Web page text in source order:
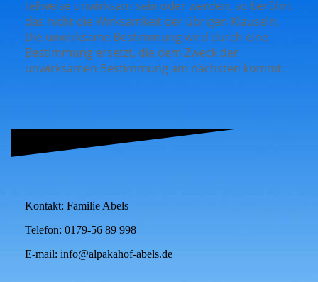
teilweise unwirksam sein oder werden, so berührt
das nicht die Wirksamkeit der übrigen Klauseln.
Die unwirksame Bestimmung wird durch eine
Bestimmung ersetzt, die dem Zweck der
unwirksamen Bestimmung am nächsten kommt.
Kontakt: Familie Abels
Telefon: 0179-56 89 998
E-mail: info@alpakahof-abels.de